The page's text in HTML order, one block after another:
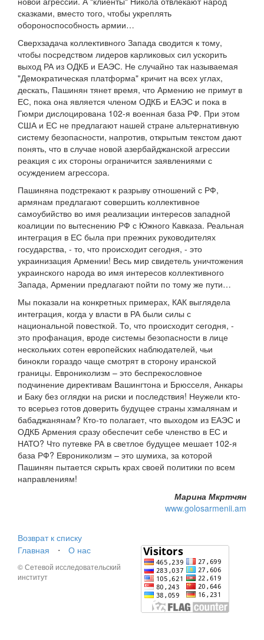
сказками, вместо того, чтобы укреплять
обороноспособность армии…
Сверхзадача коллективного Запада сводится к тому,
чтобы посредством лидеров карликовых сил ускорить
выход РА из ОДКБ и ЕАЭС. Не случайно так называемая
"Демократическая платформа" кричит на всех углах,
дескать, Пашинян тянет время, что Армению не примут в
ЕС, пока она является членом ОДКБ и ЕАЭС и пока в
Гюмри дислоцирована 102-я военная база РФ. При этом
США и ЕС не предлагают нашей стране альтернативную
систему безопасности, напротив, открытым текстом дают
понять, что в случае новой азербайджанской агрессии
реакция с их стороны ограничится заявлениями с
осуждением агрессора.
Пашиняна подстрекают к разрыву отношений с РФ,
армянам предлагают совершить коллективное
самоубийство во имя реализации интересов западной
коалиции по вытеснению РФ с Южного Кавказа. Реальная
интеграция в ЕС была при прежних руководителях
государства, - то, что происходит сегодня, - это
украинизация Армении! Весь мир свидетель уничтожения
украинского народа во имя интересов коллективного
Запада, Армении предлагают пойти по тому же пути…
Мы показали на конкретных примерах, КАК выглядела
интеграция, когда у власти в РА были силы с
национальной повесткой. То, что происходит сегодня, -
это профанация, вроде системы безопасности в лице
нескольких сотен европейских наблюдателей, чьи
бинокли гораздо чаще смотрят в сторону иранской
границы. Еврониколизм – это беспрекословное
подчинение директивам Вашингтона и Брюсселя, Анкары
и Баку без оглядки на риски и последствия! Неужели кто-
то всерьез готов доверить будущее страны хзмалянам и
бабаджанянам? Кто-то полагает, что выходом из ЕАЭС и
ОДКБ Армения сразу обеспечит себе членство в ЕС и
НАТО? Что путевке РА в светлое будущее мешает 102-я
база РФ? Еврониколизм – это шумиха, за которой
Пашинян пытается скрыть крах своей политики по всем
направлениям!
Марина Мкртчян
www.golosarmenii.am
Возврат к списку
Главная
⋅ О нас
© Сетевой исследовательский
институт